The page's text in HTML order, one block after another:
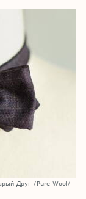
Друг /Pure Wool/